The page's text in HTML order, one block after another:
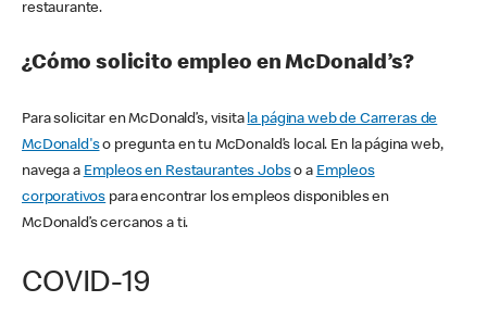
restaurante.
¿Cómo solicito empleo en McDonald’s?
Para solicitar en McDonald’s, visita la página web de Carreras de
McDonald'so pregunta en tu McDonald’s local. En la página web,
navega a Empleos en Restaurantes Jobso a Empleos
corporativos para encontrar los empleos disponibles en
McDonald’s cercanos a ti.
COVID-19